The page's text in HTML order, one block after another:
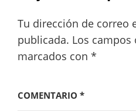
Tu dirección de correo
publicada. Los
marcados con *
COMENTARIO *